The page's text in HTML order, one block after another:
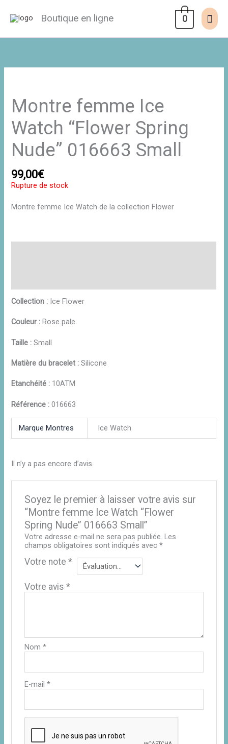
contenu
Boutique en ligne 0
Montre femme Ice
Watch “Flower Spring
Nude” 016663 Small
99,00€
Rupture de stock
Montre femme Ice Watch de la collection Flower
Collection : Ice Flower
Couleur :Rose pale
Taille :Small
Matière du bracelet :Silicone
Etanchéité : 10ATM
Référence :016663
Marque Montres Ice Watch
Il n’y a pas encore d’avis.
Soyez le premier à laisser votre avis sur
“Montre femme Ice Watch “Flower
Spring Nude” 016663 Small”
Votre adresse e-mail ne sera pas publiée. Les
champs obligatoires sont indiqués avec *
Votre note *
Votre avis *
Nom *
E-mail *